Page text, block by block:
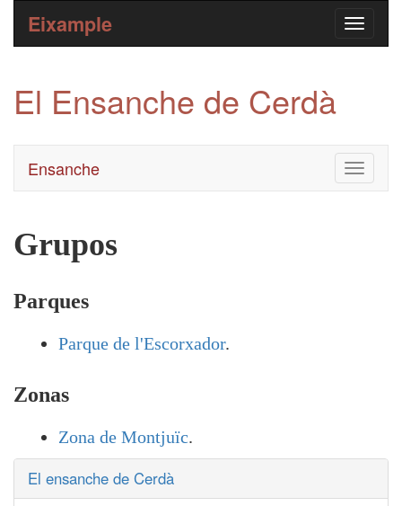
Eixample
El Ensanche de Cerdà
Toggle
Ensanche
Grupos
Parques
Parque de l'Escorxador.
Zonas
Zona de Montjuïc.
El ensanche de Cerdà